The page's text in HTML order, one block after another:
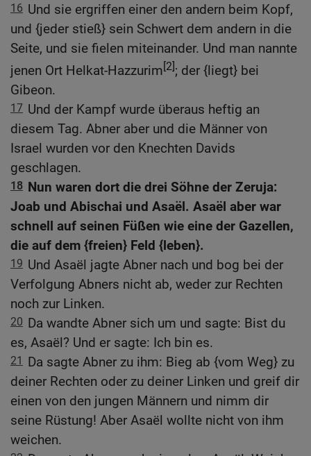
16 Und sie ergriffen einer den andern beim Kopf,
und {jeder stieß} sein Schwert dem andern in die
Seite, und sie fielen miteinander. Und man nannte
jenen Ort Helkat-Hazzurim[2]; der {liegt} bei
Gibeon.
17 Und der Kampf wurde überaus heftig an
diesem Tag. Abner aber und die Männer von
Israel wurden vor den Knechten Davids
geschlagen.
18 Nun waren dort die drei Söhne der Zeruja:
Joab und Abischai und Asaël. Asaël aber war
schnell auf seinen Füßen wie eine der Gazellen,
die auf dem {freien} Feld {leben}.
19 Und Asaël jagte Abner nach und bog bei der
Verfolgung Abners nicht ab, weder zur Rechten
noch zur Linken.
20 Da wandte Abner sich um und sagte: Bist du
es, Asaël? Und er sagte: Ich bin es.
21
Da sagte Abner zu ihm: Bieg ab {vom Weg} zu
deiner Rechten oder zu deiner Linken und greif dir
einen von den jungen Männern und nimm dir
seine Rüstung! Aber Asaël wollte nicht von ihm
weichen.